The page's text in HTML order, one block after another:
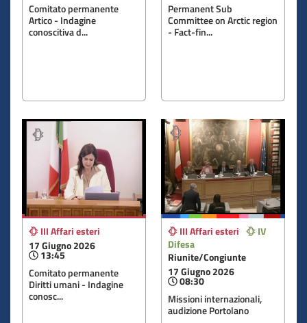
Comitato permanente
Artico - Indagine
conoscitiva d...
Permanent Sub
Committee on Arctic region
- Fact-fin...
III Affari esteri
17 Giugno 2026
13:45
Comitato permanente
Diritti umani - Indagine
conosc...
III Affari esteri
IV
Difesa
Riunite/Congiunte
17 Giugno 2026
08:30
Missioni internazionali,
audizione Portolano